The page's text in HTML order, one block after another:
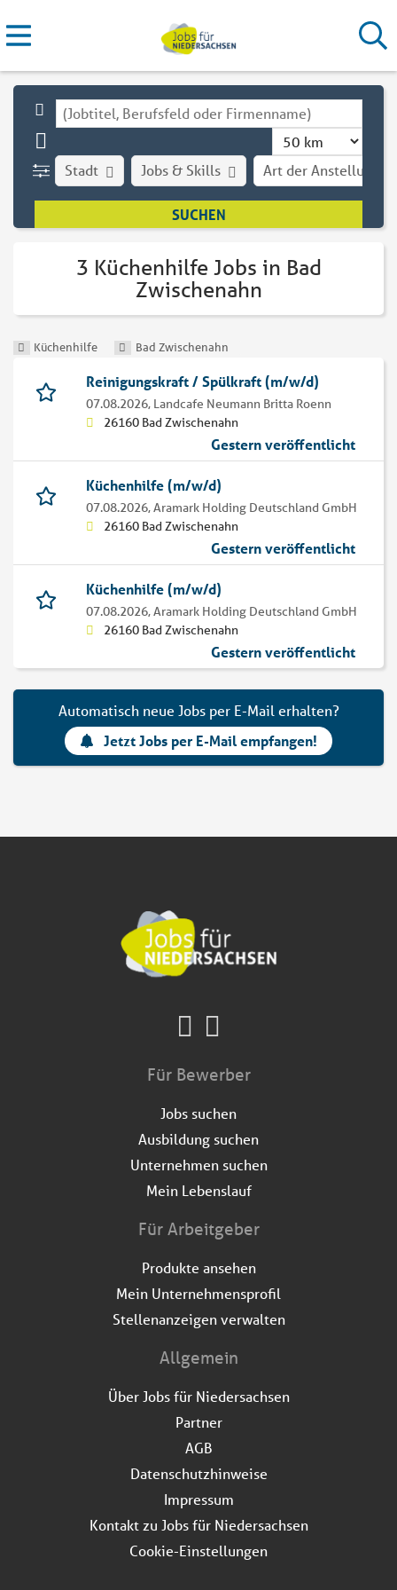
Stadt Art der Anstellung
Jobs & Skills
3 Küchenhilfe Jobs in Bad
Zwischenahn
Küchenhilfe Bad Zwischenahn
Reinigungskraft / Spülkraft (m/w/d)
07.08.2026, Landcafe Neumann Britta Roenn
26160 Bad Zwischenahn
Gestern veröffentlicht
Küchenhilfe (m/w/d)
07.08.2026,Aramark Holding Deutschland GmbH
26160 Bad Zwischenahn
Gestern veröffentlicht
Küchenhilfe (m/w/d)
07.08.2026,Aramark Holding Deutschland GmbH
26160 Bad Zwischenahn
Gestern veröffentlicht
Automatisch neue Jobs per E-Mail erhalten?
Jetzt Jobs per E-Mail empfangen!
Für Bewerber
Jobs suchen
Ausbildung suchen
Unternehmen suchen
Mein Lebenslauf
Für Arbeitgeber
Produkte ansehen
Mein Unternehmensprofil
Stellenanzeigen verwalten
Allgemein
Über Jobs für Niedersachsen
Partner
AGB
Datenschutzhinweise
Impressum
Kontakt zu Jobs für Niedersachsen
Cookie-Einstellungen